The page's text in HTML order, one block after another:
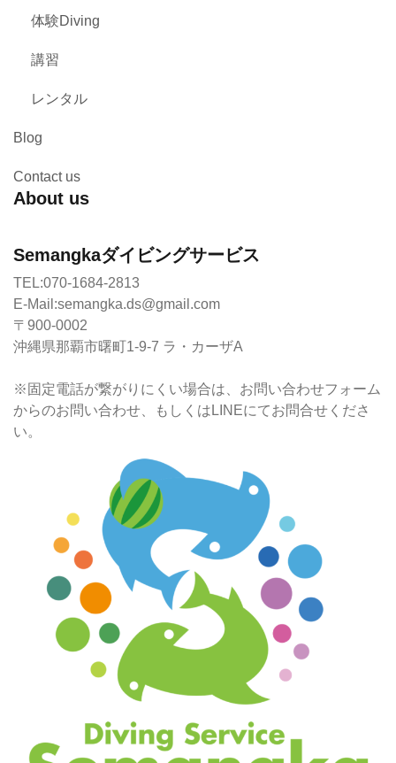
体験Diving
講習
レンタル
Blog
Contact us
About us
Semangkaダイビングサービス
TEL:070-1684-2813
E-Mail:semangka.ds@gmail.com
〒900-0002
沖縄県那覇市曙町1-9-7 ラ・カーザA
※固定電話が繋がりにくい場合は、お問い合わせフォーム
からのお問い合わせ、もしくはLINEにてお問合せくださ
い。